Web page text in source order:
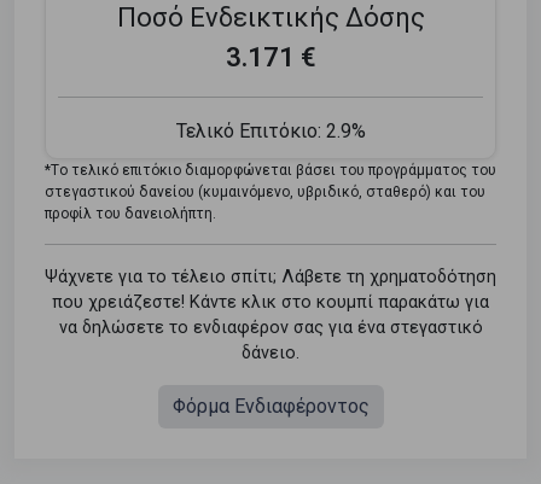
Ποσό Ενδεικτικής Δόσης
3.171 €
Τελικό Επιτόκιο: 2.9%
*Tο τελικό επιτόκιο διαμορφώνεται βάσει του προγράμματος του
στεγαστικού δανείου (κυμαινόμενο, υβριδικό, σταθερό) και του
προφίλ του δανειολήπτη.
Ψάχνετε για το τέλειο σπίτι; Λάβετε τη χρηματοδότηση
που χρειάζεστε! Κάντε κλικ στο κουμπί παρακάτω για
να δηλώσετε το ενδιαφέρον σας για ένα στεγαστικό
δάνειο.
Φόρμα Ενδιαφέροντος